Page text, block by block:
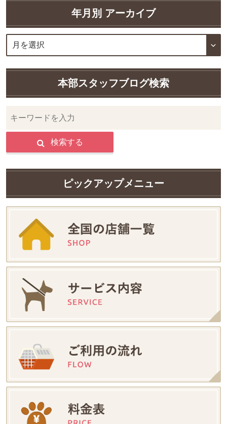
年月別 アーカイブ
本部スタッフブログ検索
検索する
ピックアップメニュー